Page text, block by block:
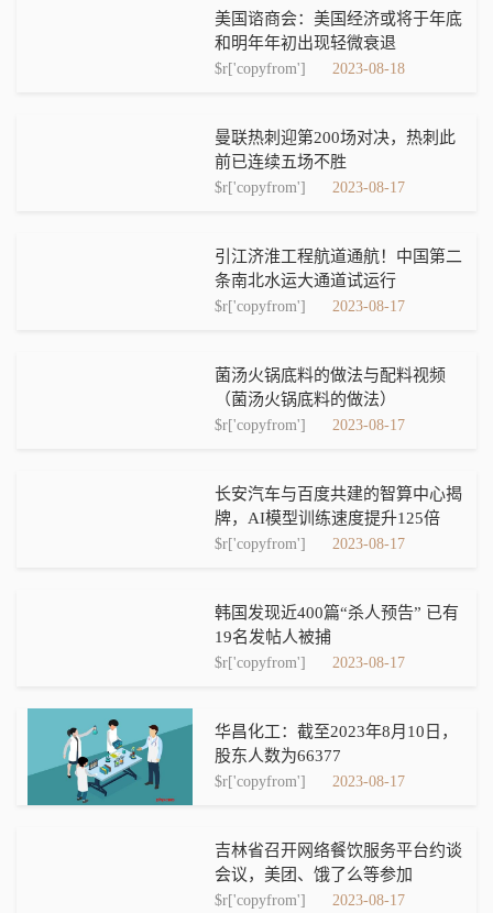
美国谘商会：美国经济或将于年底
和明年年初出现轻微衰退
$r['copyfrom'] 2023-08-18
曼联热刺迎第200场对决，热刺此
前已连续五场不胜
$r['copyfrom'] 2023-08-17
引江济淮工程航道通航！中国第二
条南北水运大通道试运行
$r['copyfrom'] 2023-08-17
菌汤火锅底料的做法与配料视频
（菌汤火锅底料的做法）
$r['copyfrom'] 2023-08-17
长安汽车与百度共建的智算中心揭
牌，AI模型训练速度提升125倍
$r['copyfrom'] 2023-08-17
韩国发现近400篇“杀人预告” 已有
19名发帖人被捕
$r['copyfrom'] 2023-08-17
华昌化工：截至2023年8月10日，
股东人数为66377
$r['copyfrom'] 2023-08-17
吉林省召开网络餐饮服务平台约谈
会议，美团、饿了么等参加
$r['copyfrom'] 2023-08-17